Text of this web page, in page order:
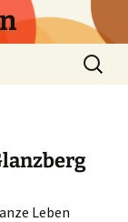
Suchen
nach:
Leben